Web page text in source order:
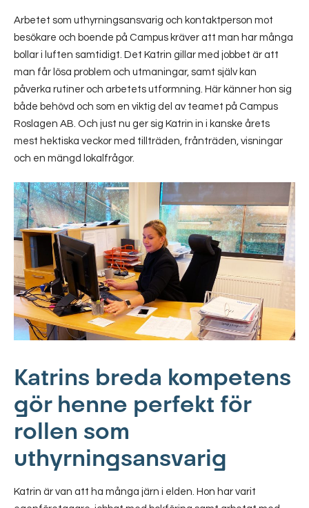
Arbetet som uthyrningsansvarig och kontaktperson mot
besökare och boende på Campus kräver att man har många
bollar i luften samtidigt. Det Katrin gillar med jobbet är att
man får lösa problem och utmaningar, samt själv kan
påverka rutiner och arbetets utformning. Här känner hon sig
både behövd och som en viktig del av teamet på Campus
Roslagen AB. Och just nu ger sig Katrin in i kanske årets
mest hektiska veckor med tillträden, frånträden, visningar
och en mängd lokalfrågor.
Katrins breda kompetens
gör henne perfekt för
rollen som
uthyrningsansvarig
Katrin är van att ha många järn i elden. Hon har varit